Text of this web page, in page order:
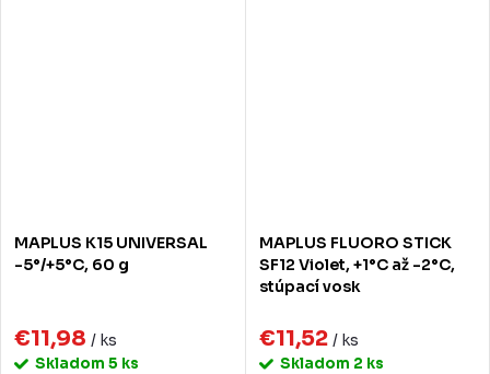
MAPLUS K15 UNIVERSAL
-5°/+5°C, 60 g
€11,98 / ks
Skladom 5 ks
MAPLUS FLUORO STICK
SF12 Violet, +1°C až -2°C,
stúpací vosk
€11,52 / ks
Skladom 2 ks